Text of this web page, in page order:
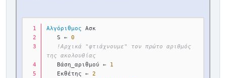
Αλγόριθμος Ασκ
S ← 0
!Αρχικά "φτιάχνουμε" τον πρώτο αριθμός
της ακολουθίας
Βάση_αριθμού ← 1
Εκθέτης ← 2